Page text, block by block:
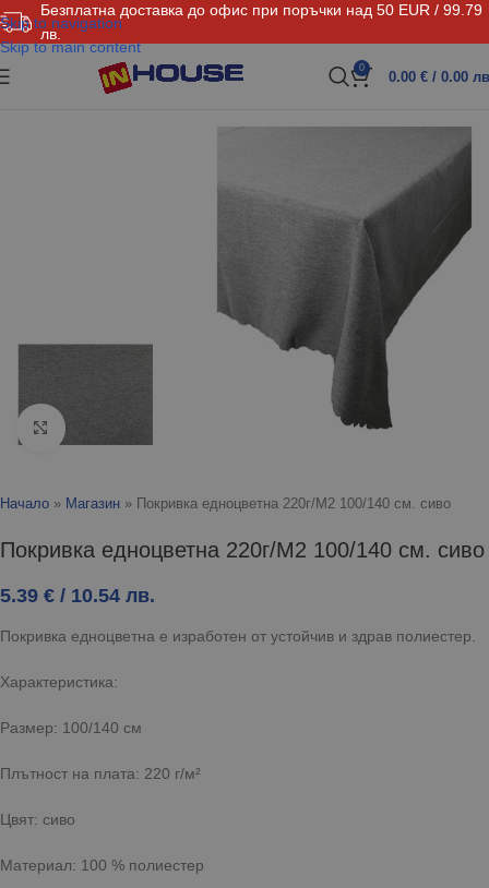
Безплатна доставка до офис при поръчки над 50 EUR / 99.79
лв.
Skip to navigation
Skip to main content
0
0.00 € / 0.00
Click to enlarge
Начало » Магазин » Покривка едноцветна 220г/М2 100/140 см. сиво
Покривка едноцветна 220г/М2 100/140 см. сиво
5.39 € / 10.54 лв.
Покривка едноцветна е изработен от устойчив и здрав полиестер.
Характеристика:
Размер: 100/140 см
Плътност на плата: 220 г/м²
Цвят: сиво
Материал: 100 % полиестер